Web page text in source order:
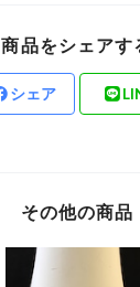
商品をシェアす
シェア
その他の商品